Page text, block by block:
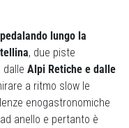
lungo la
, due piste
Alpi Retiche e dalle
a ritmo slow le
enogastronomiche
anello e pertanto è